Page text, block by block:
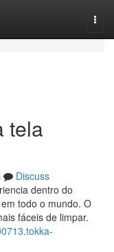
tela
Discuss
dentro do
todo o mundo. O
fáceis de limpar.